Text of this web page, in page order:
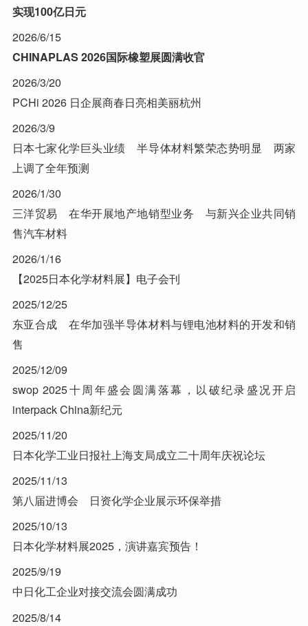
实现100亿日元
2026/6/15
CHINAPLAS 2026国际橡塑展圆满收官
2026/3/20
PCHi 2026 日企展商春日亮相美丽杭州
2026/3/9
日本七家化学巨头业绩 半导体材料繁荣态势明显 两家
上调了全年预测
2026/1/30
三洋贸易 在华开展地产地销型业务 与新兴企业共同销
售汽车材料
2026/1/16
【2025日本化学材料展】电子会刊
2025/12/25
东亚合成 在华加强半导体材料与锂电池材料的开发和销
售
2025/12/09
swop 2025十周年盛会圆满落幕，以破纪录盛况开启
interpack China新纪元
2025/11/20
日本化学工业日报社上海支局成立二十周年庆祝论坛
2025/11/13
第八届进博会 日资化学企业展示环保举措
2025/10/13
日本化学材料展2025，演讲嘉宾预告！
2025/9/19
中日化工企业对接交流会圆满成功
2025/8/14